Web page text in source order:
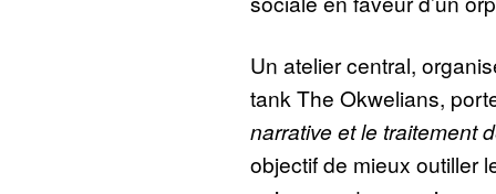
Un atelier central,
tank The Okwelians,
narrative et le traitement
objectif de mieux outiller